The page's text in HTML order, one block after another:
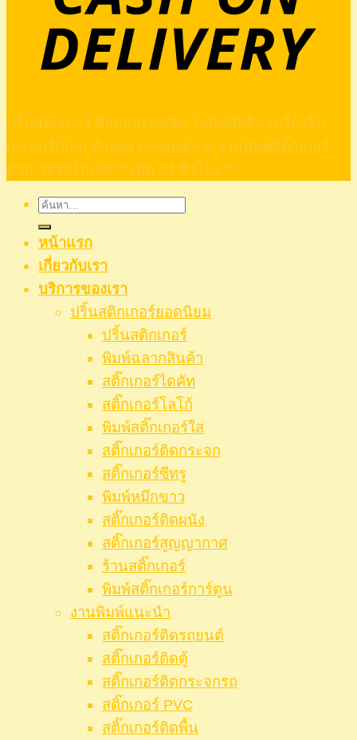
ปริ้นสติกเกอร์ สีสดและคมชัด ไม่มีหมึกจีน เครื่องจีน
เกรดพรีเมียม ท้าลอง Copyright © งานพิมพ์สติ๊กเกอร์
ด่วน รอรับได้เลย ** เปิด 24 ชั่วโมง **
ค้นหา:
หน้าแรก
เกี่ยวกับเรา
บริการของเรา
ปริ้นสติกเกอร์ยอดนิยม
ปริ้นสติกเกอร์
พิมพ์ฉลากสินค้า
สติ๊กเกอร์ไดคัท
สติ๊กเกอร์โลโก้
พิมพ์สติ๊กเกอร์ใส
สติ๊กเกอร์ติดกระจก
สติ๊กเกอร์ซีทรู
พิมพ์หมึกขาว
สติ๊กเกอร์ติดผนัง
สติ๊กเกอร์สูญญากาศ
ร้านสติ๊กเกอร์
พิมพ์สติ๊กเกอร์การ์ตูน
งานพิมพ์แนะนำ
สติ๊กเกอร์ติดรถยนต์
สติ๊กเกอร์ติดตู้
สติ๊กเกอร์ติดกระจกรถ
สติ๊กเกอร์ PVC
สติ๊กเกอร์ติดพื้น